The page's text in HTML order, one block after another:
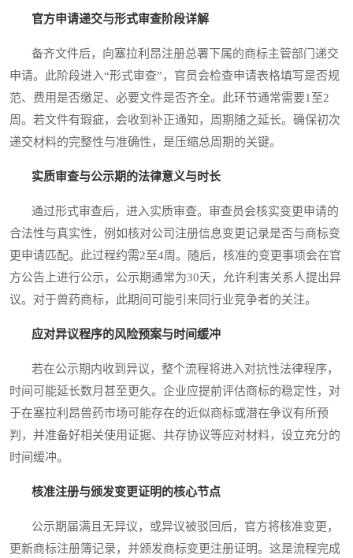
官方申请递交与形式审查阶段详解
备齐文件后，向塞拉利昂注册总署下属的商标主管部门递交
申请。此阶段进入“形式审查”，官员会检查申请表格填写是否规
范、费用是否缴足、必要文件是否齐全。此环节通常需要1至2
周。若文件有瑕疵，会收到补正通知，周期随之延长。确保初次
递交材料的完整性与准确性，是压缩总周期的关键。
实质审查与公示期的法律意义与时长
通过形式审查后，进入实质审查。审查员会核实变更申请的
合法性与真实性，例如核对公司注册信息变更记录是否与商标变
更申请匹配。此过程约需2至4周。随后，核准的变更事项会在官
方公告上进行公示，公示期通常为30天，允许利害关系人提出异
议。对于兽药商标，此期间可能引来同行业竞争者的关注。
应对异议程序的风险预案与时间缓冲
若在公示期内收到异议，整个流程将进入对抗性法律程序，
时间可能延长数月甚至更久。企业应提前评估商标的稳定性，对
于在塞拉利昂兽药市场可能存在的近似商标或潜在争议有所预
判，并准备好相关使用证据、共存协议等应对材料，设立充分的
时间缓冲。
核准注册与颁发变更证明的核心节点
公示期届满且无异议，或异议被驳回后，官方将核准变更，
更新商标注册簿记录，并颁发商标变更注册证明。这是流程完成